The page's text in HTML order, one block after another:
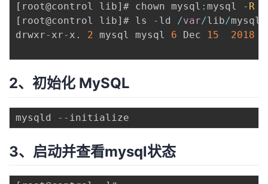
[ root@control lib] # chown mysql : mysql - R
[ root@control lib] # ls - ld /var/lib/mysql
drwxr- xr- x . 2 mysql mysql 6 Dec 15 2018
2、初始化 MySQL
mysqld --
3、启动并查看mysql状态